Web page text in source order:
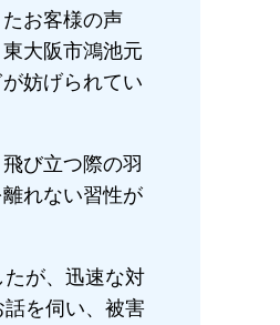
お客様の声
大阪市鴻池元
妨げられてい
び立つ際の羽
れない習性が
が、迅速な対
を伺い、被害